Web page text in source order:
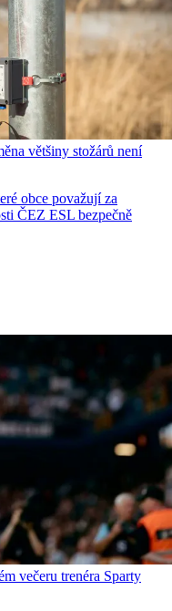
většiny stožárů není
obce považují za
ČEZ ESL bezpečně
večeru trenéra Sparty